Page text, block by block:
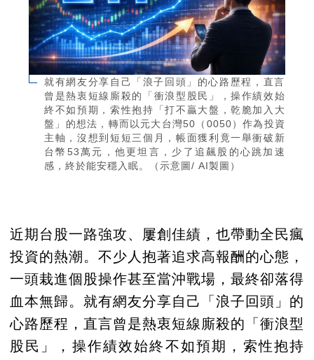
就有網友分享自己「浪子回頭」的心路歷程，直言
曾是熱衷短線廝殺的「衝浪型股民」，操作績效始
終不如預期，索性抱持「打不贏大盤，乾脆加入大
盤」的想法，轉而以元大台灣50（0050）作為投資
主軸，沒想到短短三個月，帳面獲利竟一舉衝破新
台幣53萬元，他更坦言，少了追飆股的心跳加速
感，終於能安穩入眠。（示意圖/ AI製圖）
近期台股一路強攻、屢創佳績，也帶動全民瘋
投資的熱潮。不少人抱著追求高報酬的心態，
一頭栽進個股操作甚至當沖戰場，最終卻落得
血本無歸。就有網友分享自己「浪子回頭」的
心路歷程，直言曾是熱衷短線廝殺的「衝浪型
股民」，操作績效始終不如預期，索性抱持